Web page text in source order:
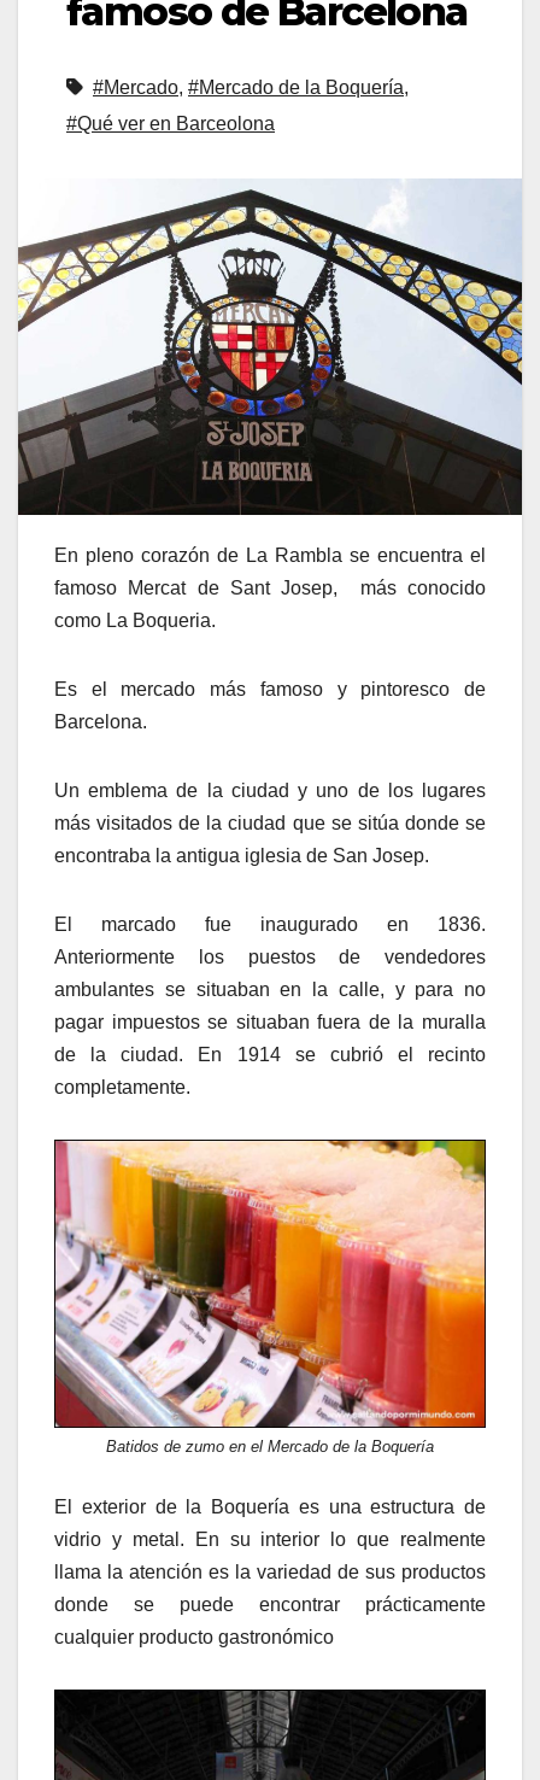
famoso de Barcelona
#Mercado, #Mercado de la Boquería,
#Qué ver en Barceolona
En pleno corazón de La Rambla se encuentra el
famoso Mercat de Sant Josep, más conocido
como La Boqueria.
Es el mercado más famoso y pintoresco de
Barcelona.
Un emblema de la ciudad y uno de los lugares
más visitados de la ciudad que se sitúa donde se
encontraba la antigua iglesia de San Josep.
El marcado fue inaugurado en 1836.
Anteriormente los puestos de vendedores
ambulantes se situaban en la calle, y para no
pagar impuestos se situaban fuera de la muralla
de la ciudad. En 1914 se cubrió el recinto
completamente.
Batidos de zumo en el Mercado de la Boquería
El exterior de la Boquería es una estructura de
vidrio y metal. En su interior lo que realmente
llama la atención es la variedad de sus productos
donde se puede encontrar prácticamente
cualquier producto gastronómico